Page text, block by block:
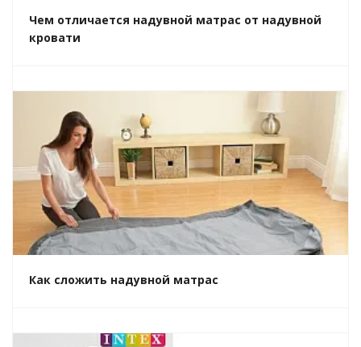
Чем отличается надувной матрас от надувной
кровати
Как сложить надувной матрас